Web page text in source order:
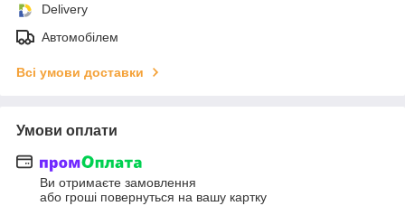
Delivery
Автомобілем
Всі умови доставки
Умови оплати
Ви отримаєте замовлення
або гроші повернуться на вашу картку